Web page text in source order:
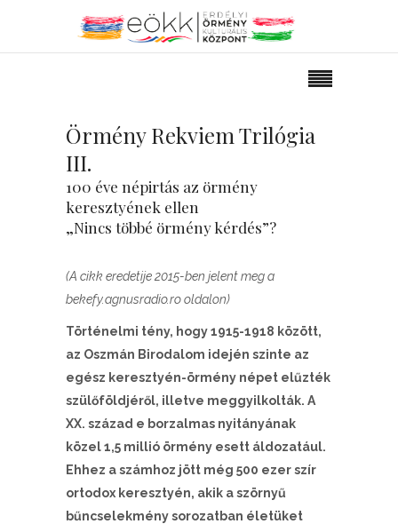
Örmény Rekviem Trilógia
III.
100 éve népirtás az örmény
keresztyének ellen
„Nincs többé örmény kérdés”?
(A cikk eredetije 2015-ben jelent meg a
bekefy.agnusradio.ro oldalon)
Történelmi tény, hogy 1915-1918 között,
az Oszmán Birodalom idején szinte az
egész keresztyén-örmény népet elűzték
szülőföldjéről, illetve meggyilkolták. A
XX. század e borzalmas nyitányának
közel 1,5 millió örmény esett áldozatául.
Ehhez a számhoz jött még 500 ezer szír
ortodox keresztyén, akik a szörnyű
bűncselekmény sorozatban életüket